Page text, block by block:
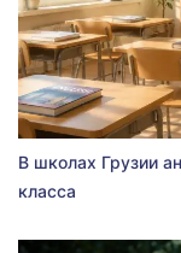
В школах Грузии
класса